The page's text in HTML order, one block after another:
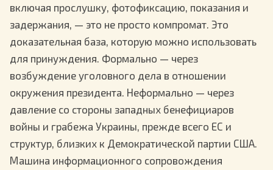
включая прослушку, фотофиксацию, показания и
задержания, — это не просто компромат. Это
доказательная база, которую можно использовать
для принуждения. Формально — через
возбуждение уголовного дела в отношении
окружения президента. Неформально — через
давление со стороны западных бенефициаров
войны и грабежа Украины, прежде всего ЕС и
структур, близких к Демократической партии США.
Машина информационного сопровождения